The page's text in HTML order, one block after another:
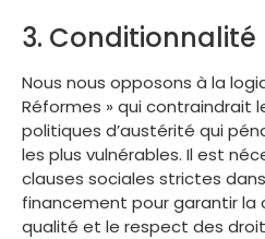
3. Conditionnalité
Nous nous opposons à la
Réformes » qui contraindrait
politiques d’austérité qui
les plus vulnérables. Il est
clauses sociales strictes
financement pour garantir la
qualité et le respect des